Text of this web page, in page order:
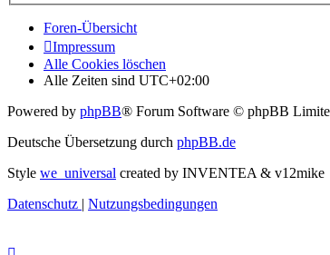
Foren-Übersicht
Impressum
Alle Cookies löschen
Alle Zeiten sind UTC+02:00
Powered by phpBB® Forum Software © phpBB
Deutsche Übersetzung durch phpBB.de
Style we_universal created by INVENTEA & v12mike
Datenschutz | Nutzungsbedingungen